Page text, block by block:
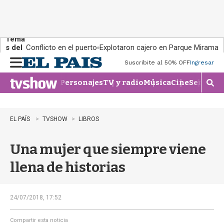
Tema
s del
día:
Conflicto en el puerto Explotaron cajero en Parque Miramar
n
u
Suscribite al 50% OFFIngresar
PersonajesTV y radioMúsicaCineSeries
M
o
e
EL PAÍS TVSHOW LIBROS
Una mujer que siempre viene
llena de historias
24/07/2018, 17:52
Compartir esta noticia